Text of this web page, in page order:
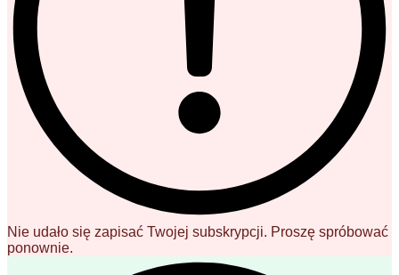
Nie udało się zapisać Twojej subskrypcji. Proszę spróbować
ponownie.